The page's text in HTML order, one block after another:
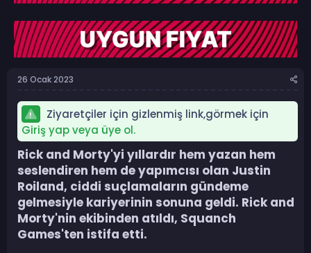
b
a
ş
l
t
ı
ç
t
a
i
i
26 Ocak 2023
Ziyaretçiler için gizlenmiş link,görmek için
Giriş yap veya üye ol.
Rick and Morty'yi yıllardır hem yazan hem
seslendiren hem de yapımcısı olan Justin
Roiland, ciddi suçlamaların gündeme
gelmesiyle kariyerinin sonuna geldi. Rick and
Morty'nin ekibinden atıldı, Squanch
Games'ten istifa etti.​